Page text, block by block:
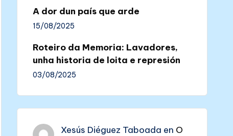
A dor dun país que arde
15/08/2025
Roteiro da Memoria: Lavadores,
unha historia de loita e represión
03/08/2025
Xesús Diéguez Taboada en O